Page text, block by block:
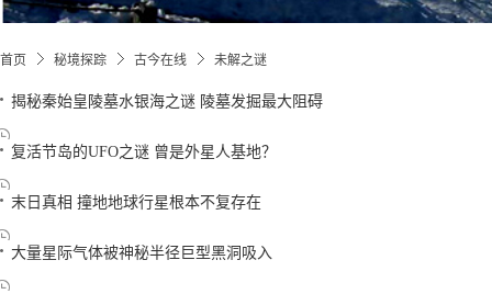
首页 秘境探踪 古今在线 未解之谜
揭秘秦始皇陵墓水银海之谜 陵墓发掘最大阻碍
复活节岛的UFO之谜 曾是外星人基地？
末日真相 撞地地球行星根本不复存在
大量星际气体被神秘半径巨型黑洞吸入